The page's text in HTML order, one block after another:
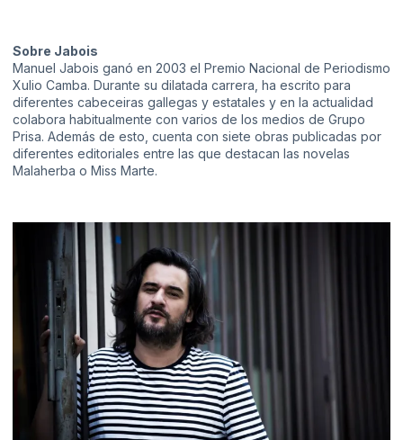
Sobre Jabois
Manuel Jabois ganó en 2003 el Premio Nacional de Periodismo
Xulio Camba. Durante su dilatada carrera, ha escrito para
diferentes cabeceiras gallegas y estatales y en la actualidad
colabora habitualmente con varios de los medios de Grupo
Prisa. Además de esto, cuenta con siete obras publicadas por
diferentes editoriales entre las que destacan las novelas
Malaherba o Miss Marte.